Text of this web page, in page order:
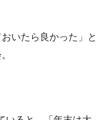
いたら良かった」と